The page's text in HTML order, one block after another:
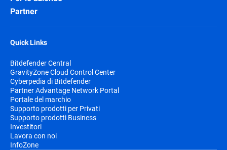
Partner
Quick Links
Bitdefender Central
GravityZone Cloud Control Center
Cyberpedia di Bitdefender
Partner Advantage Network Portal
Portale del marchio
Supporto prodotti per Privati
Supporto prodotti Business
Investitori
Lavora con noi
InfoZone